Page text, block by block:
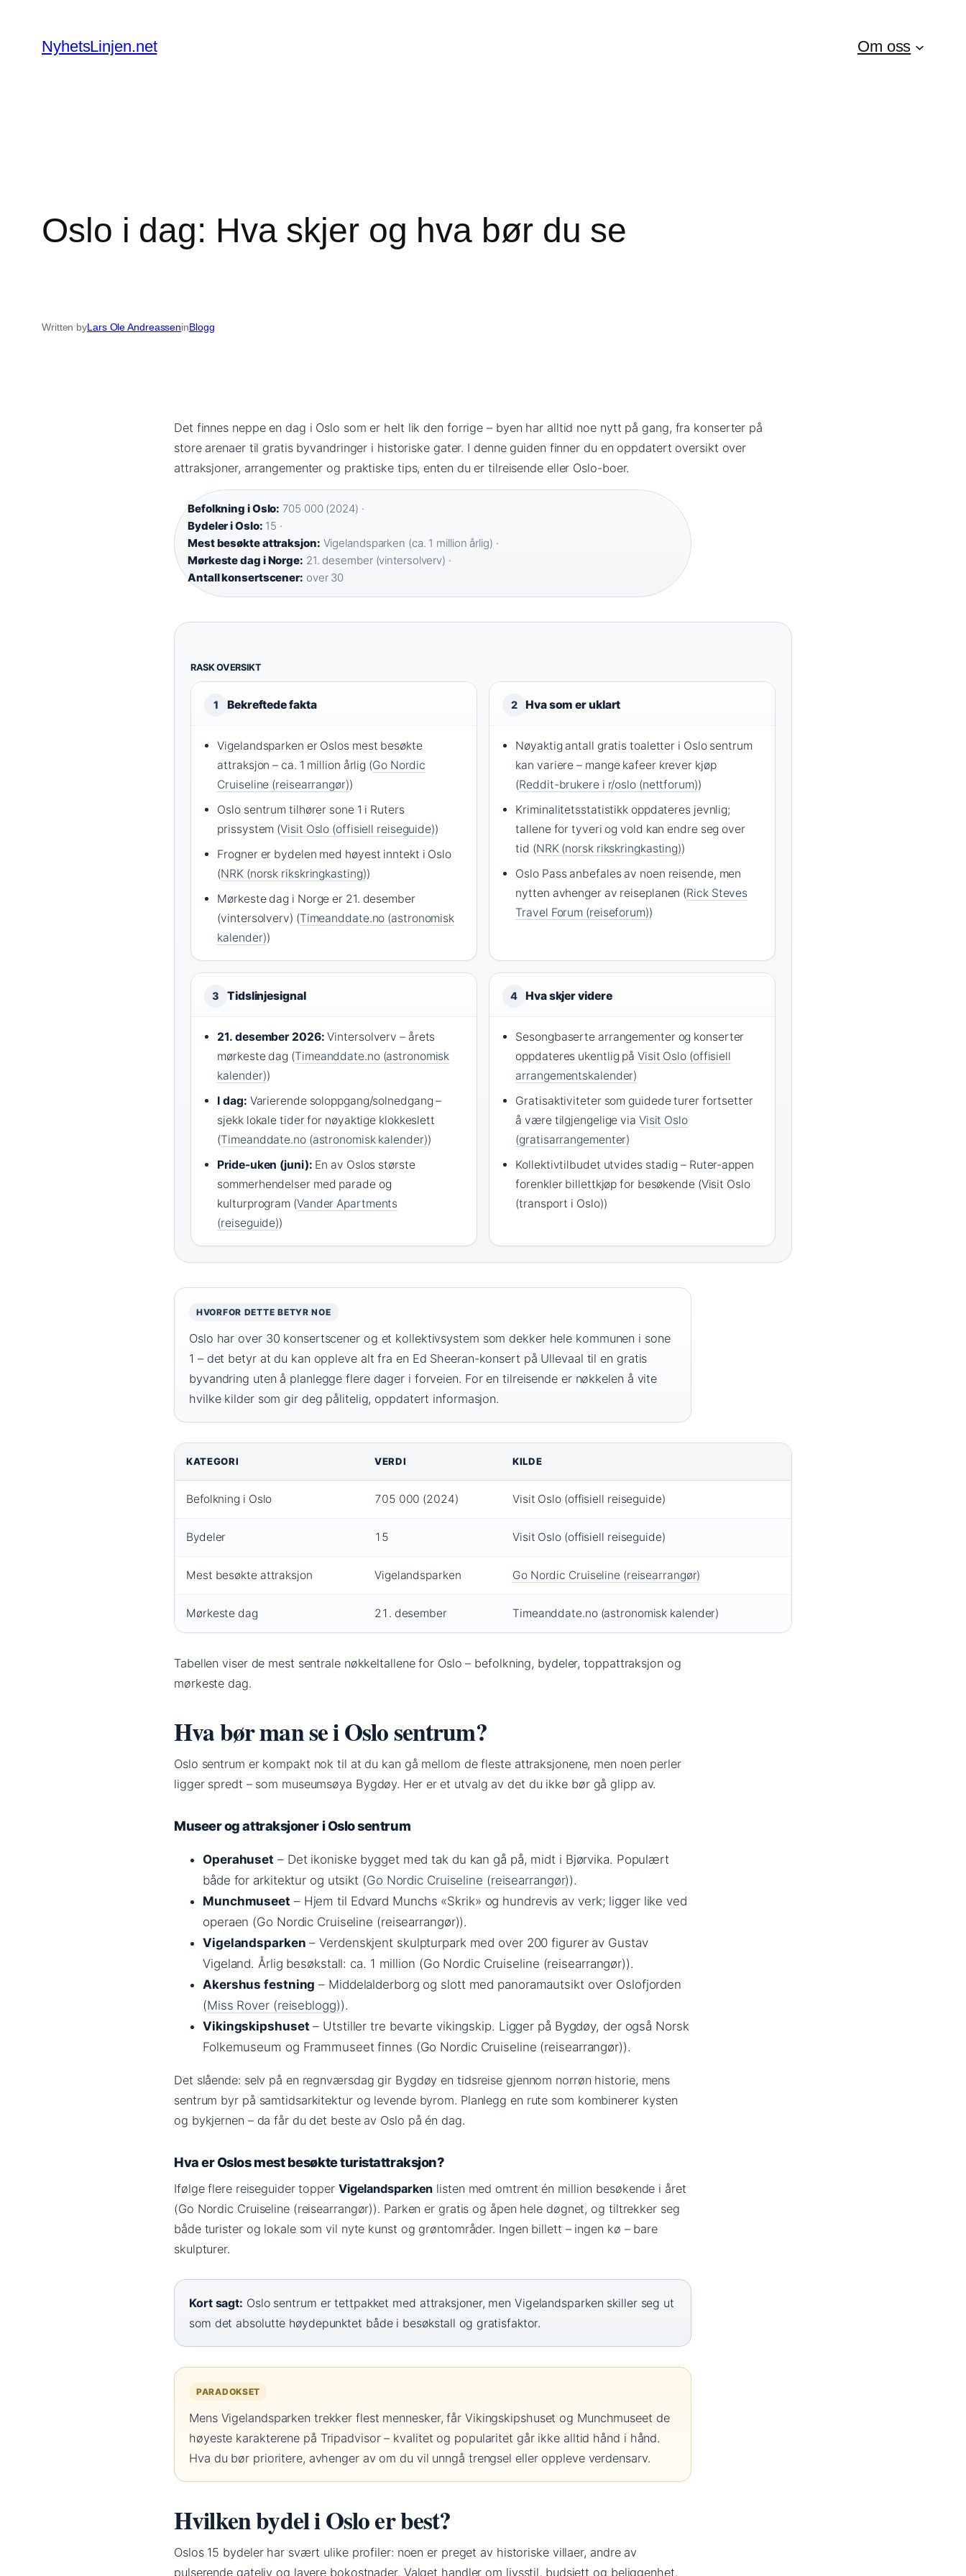
content
NyhetsLinjen.net Om oss
Oslo i dag: Hva skjer og hva bør du se
Written byLars Ole AndreasseninBlogg
Det finnes neppe en dag i Oslo som er helt lik den forrige – byen har alltid noe nytt på gang, fra konserter på
store arenaer til gratis byvandringer i historiske gater. I denne guiden finner du en oppdatert oversikt over
attraksjoner, arrangementer og praktiske tips, enten du er tilreisende eller Oslo-boer.
Befolkning i Oslo: 705 000 (2024) ·
Bydeler i Oslo: 15 ·
Mest besøkte attraksjon: Vigelandsparken (ca. 1 million årlig) ·
Mørkeste dag i Norge: 21. desember (vintersolverv) ·
Antall konsertscener: over 30
RASK OVERSIKT
1 Bekreftede fakta
Vigelandsparken er Oslos mest besøkte
attraksjon – ca. 1 million årlig (Go Nordic
Cruiseline (reisearrangør))
Oslo sentrum tilhører sone 1 i Ruters
prissystem (Visit Oslo (offisiell reiseguide))
Frogner er bydelen med høyest inntekt i Oslo
(NRK (norsk rikskringkasting))
Mørkeste dag i Norge er 21. desember
(vintersolverv) (Timeanddate.no (astronomisk
kalender))
2 Hva som er uklart
Nøyaktig antall gratis toaletter i Oslo sentrum
kan variere – mange kafeer krever kjøp
(Reddit-brukere i r/oslo (nettforum))
Kriminalitetsstatistikk oppdateres jevnlig;
tallene for tyveri og vold kan endre seg over
tid (NRK (norsk rikskringkasting))
Oslo Pass anbefales av noen reisende, men
nytten avhenger av reiseplanen (Rick Steves
Travel Forum (reiseforum))
3 Tidslinjesignal
21. desember 2026: Vintersolverv – årets
mørkeste dag (Timeanddate.no (astronomisk
kalender))
I dag: Varierende soloppgang/solnedgang –
sjekk lokale tider for nøyaktige klokkeslett
(Timeanddate.no (astronomisk kalender))
Pride-uken (juni): En av Oslos største
sommerhendelser med parade og
kulturprogram (Vander Apartments
(reiseguide))
4 Hva skjer videre
Sesongbaserte arrangementer og konserter
oppdateres ukentlig påVisit Oslo (offisiell
arrangementskalender)
Gratisaktiviteter som guidede turer fortsetter
å være tilgjengelige via Visit Oslo
(gratisarrangementer)
Kollektivtilbudet utvides stadig – Ruter-appen
forenkler billettkjøp for besøkende (Visit Oslo
(transport i Oslo))
HVORFOR DETTE BETYR NOE
Oslo har over 30 konsertscener og et kollektivsystem som dekker hele kommunen i sone
1 – det betyr at du kan oppleve alt fra en Ed Sheeran-konsert på Ullevaal til en gratis
byvandring uten å planlegge flere dager i forveien. For en tilreisende er nøkkelen å vite
hvilke kilder som gir deg pålitelig, oppdatert informasjon.
Oslo
dag
KATEGORI VERDI KILDE
Befolkning i Oslo 705 000 (2024) Visit Oslo (offisiell reiseguide)
Bydeler 15 Visit Oslo (offisiell reiseguide)
Mest besøkte attraksjon Vigelandsparken Go Nordic Cruiseline (reisearrangør)
Mørkeste dag 21. desember Timeanddate.no (astronomisk kalender)
Tabellen viser de mest sentrale nøkkeltallene for Oslo – befolkning, bydeler, toppattraksjon og
mørkeste dag.
Hva bør man se i Oslo sentrum?
Oslo sentrum er kompakt nok til at du kan gå mellom de fleste attraksjonene, men noen perler
ligger spredt – som museumsøya Bygdøy. Her er et utvalg av det du ikke bør gå glipp av.
Museer og attraksjoner i Oslo sentrum
Operahuset – Det ikoniske bygget med tak du kan gå på, midt i Bjørvika. Populært
både for arkitektur og utsikt (Go Nordic Cruiseline (reisearrangør)).
Munchmuseet – Hjem til Edvard Munchs «Skrik» og hundrevis av verk; ligger like ved
operaen (Go Nordic Cruiseline (reisearrangør)).
Vigelandsparken – Verdenskjent skulpturpark med over 200 figurer av Gustav
Vigeland. Årlig besøkstall: ca. 1 million (Go Nordic Cruiseline (reisearrangør)).
Akershus festning – Middelalderborg og slott med panoramautsikt over Oslofjorden
(Miss Rover (reiseblogg)).
Vikingskipshuset – Utstiller tre bevarte vikingskip. Ligger på Bygdøy, der også Norsk
Folkemuseum og Frammuseet finnes (Go Nordic Cruiseline (reisearrangør)).
Det slående: selv på en regnværsdag gir Bygdøy en tidsreise gjennom norrøn historie, mens
sentrum byr på samtidsarkitektur og levende byrom. Planlegg en rute som kombinerer kysten
og bykjernen – da får du det beste av Oslo på én dag.
Hva er Oslos mest besøkte turistattraksjon?
Ifølge flere reiseguider topper Vigelandsparken listen med omtrent én million besøkende i året
(Go Nordic Cruiseline (reisearrangør)). Parken er gratis og åpen hele døgnet, og tiltrekker seg
både turister og lokale som vil nyte kunst og grøntområder. Ingen billett – ingen kø – bare
skulpturer.
Kort sagt: Oslo sentrum er tettpakket med attraksjoner, men Vigelandsparken skiller seg ut
som det absolutte høydepunktet både i besøkstall og gratisfaktor.
PARADOKSET
Mens Vigelandsparken trekker flest mennesker, får Vikingskipshuset og Munchmuseet de
høyeste karakterene på Tripadvisor – kvalitet og popularitet går ikke alltid hånd i hånd.
Hva du bør prioritere, avhenger av om du vil unngå trengsel eller oppleve verdensarv.
Hvilken bydel i Oslo er best?
Oslos 15 bydeler har svært ulike profiler: noen er preget av historiske villaer, andre av
pulserende gateliv og lavere bokostnader. Valget handler om livsstil, budsjett og beliggenhet.